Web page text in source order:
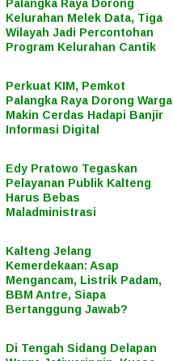
Palangka Raya Dorong
Kelurahan Melek Data, Tiga
Wilayah Jadi Percontohan
Program Kelurahan Cantik
Perkuat KIM, Pemkot
Palangka Raya Dorong Warga
Makin Cerdas Hadapi Banjir
Informasi Digital
Edy Pratowo Tegaskan
Pelayanan Publik Kalteng
Harus Bebas
Maladministrasi
Kalteng Jelang
Kemerdekaan: Asap
Mengancam, Listrik Padam,
BBM Antre, Siapa
Bertanggung Jawab?
Di Tengah Sidang Delapan